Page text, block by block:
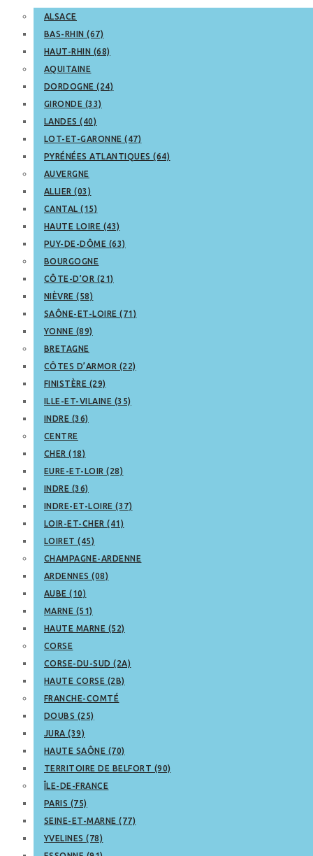
ALSACE
BAS-RHIN (67)
HAUT-RHIN (68)
AQUITAINE
DORDOGNE (24)
GIRONDE (33)
LANDES (40)
LOT-ET-GARONNE (47)
PYRÉNÉES ATLANTIQUES (64)
AUVERGNE
ALLIER (03)
CANTAL (15)
HAUTE LOIRE (43)
PUY-DE-DÔME (63)
BOURGOGNE
CÔTE-D’OR (21)
NIÈVRE (58)
SAÔNE-ET-LOIRE (71)
YONNE (89)
BRETAGNE
CÔTES D’ARMOR (22)
FINISTÈRE (29)
ILLE-ET-VILAINE (35)
INDRE (36)
CENTRE
CHER (18)
EURE-ET-LOIR (28)
INDRE (36)
INDRE-ET-LOIRE (37)
LOIR-ET-CHER (41)
LOIRET (45)
CHAMPAGNE-ARDENNE
ARDENNES (08)
AUBE (10)
MARNE (51)
HAUTE MARNE (52)
CORSE
CORSE-DU-SUD (2A)
HAUTE CORSE (2B)
FRANCHE-COMTÉ
DOUBS (25)
JURA (39)
HAUTE SAÔNE (70)
TERRITOIRE DE BELFORT (90)
ÎLE-DE-FRANCE
PARIS (75)
SEINE-ET-MARNE (77)
YVELINES (78)